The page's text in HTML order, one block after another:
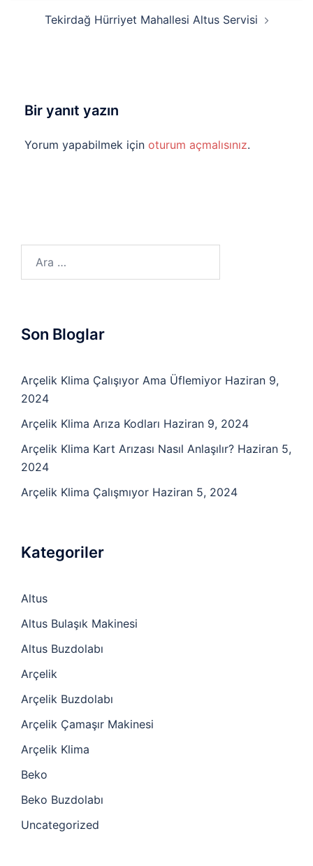
Tekirdağ Hürriyet Mahallesi Altus Servisi
Bir yanıt yazın
Yorum yapabilmek için oturum açmalısınız.
Son Bloglar
Arçelik Klima Çalışıyor Ama Üflemiyor Haziran 9,
2024
Arçelik Klima Arıza Kodları Haziran 9, 2024
Arçelik Klima Kart Arızası Nasıl Anlaşılır? Haziran 5,
2024
Arçelik Klima Çalışmıyor Haziran 5, 2024
Kategoriler
Altus
Altus Bulaşık Makinesi
Altus Buzdolabı
Arçelik
Arçelik Buzdolabı
Arçelik Çamaşır Makinesi
Arçelik Klima
Beko
Beko Buzdolabı
Uncategorized